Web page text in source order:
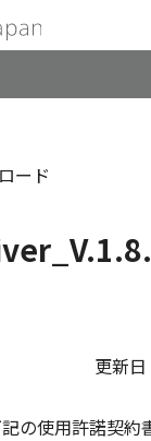
ード
更新
の使用許諾契約